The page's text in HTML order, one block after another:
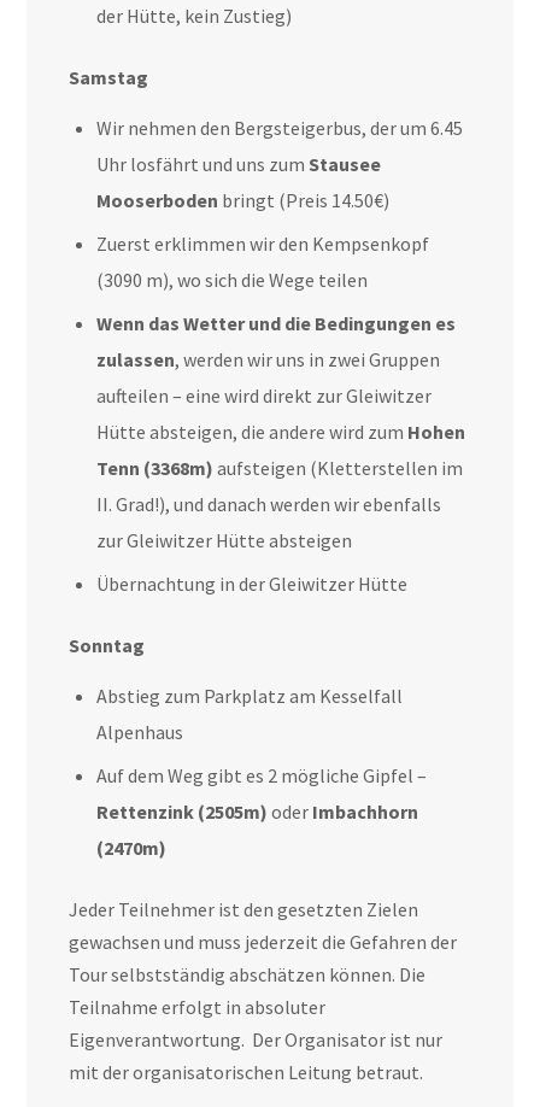
der Hütte, kein Zustieg)
Samstag
Wir nehmen den Bergsteigerbus, der um 6.45
Uhr losfährt und uns zum Stausee
Mooserboden bringt (Preis 14.50€)
Zuerst erklimmen wir den Kempsenkopf
(3090 m), wo sich die Wege teilen
Wenn das Wetter und die Bedingungen es
zulassen, werden wir uns in zwei Gruppen
aufteilen – eine wird direkt zur Gleiwitzer
Hütte absteigen, die andere wird zum Hohen
Tenn (3368m) aufsteigen (Kletterstellen im
II. Grad!), und danach werden wir ebenfalls
zur Gleiwitzer Hütte absteigen
Übernachtung in der Gleiwitzer Hütte
Sonntag
Abstieg zum Parkplatz am Kesselfall
Alpenhaus
Auf dem Weg gibt es 2 mögliche Gipfel –
Rettenzink (2505m) oder Imbachhorn
(2470m)
Jeder Teilnehmer ist den gesetzten Zielen
gewachsen und muss jederzeit die Gefahren der
Tour selbstständig abschätzen können. Die
Teilnahme erfolgt in absoluter
Eigenverantwortung. Der Organisator ist nur
mit der organisatorischen Leitung betraut.